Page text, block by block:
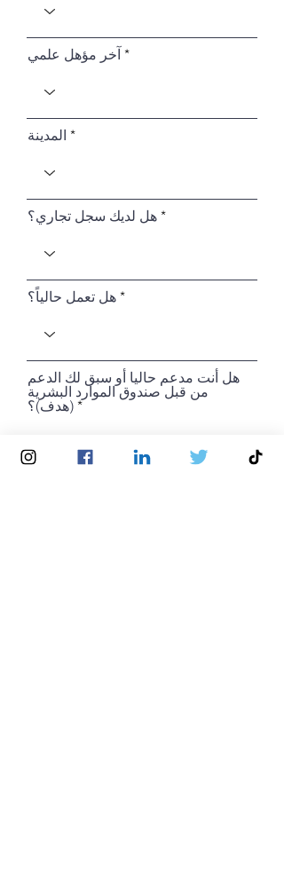
آخر مؤهل علمي
المدينة
هل لديك سجل تجاري؟
هل تعمل حالياً؟
هل أنت مدعم حاليا أو سبق لك الدعم
من قبل صندوق الموارد البشرية
(هدف)؟